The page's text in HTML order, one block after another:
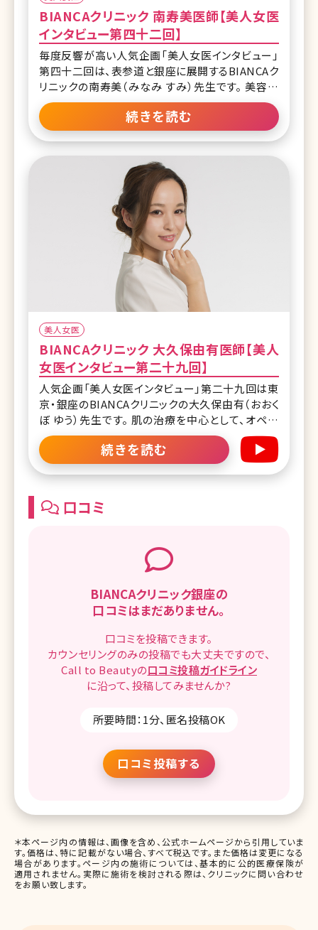
BIANCAクリニック 南寿美医師【美人女医
インタビュー第四十二回】
毎度反響が高い人気企画「美人女医インタビュー」
第四十二回は、表参道と銀座に展開するBIANCAク
リニックの南寿美（みなみ すみ）先生です。 美容外
科、美容皮膚科問わず豊富な施術メニューを取り
揃えているBIANCAクリニックでは、ドクター陣が、
オールマイティに施術対応できるのが基本方針。そ
の中でも、お顔の脂肪吸引やバッカルファット除去
などの小顔にする治療、ヒアルロン酸注入を得意と
続きを読む
美人女医
BIANCAクリニック 大久保由有医師【美人
女医インタビュー第二十九回】
人気企画「美人女医インタビュー」第二十九回は東
京・銀座のBIANCAクリニックの大久保由有（おおく
ぼ ゆう）先生です。 肌の治療を中心として、オペ系
の症例も豊富、美容に対する熱い思いと研究熱心
な一面をもつ大久保先生。日々インスタグラムで発
信する美容情報は多くのファンを生んでいます。 み
んな気になる大久保先生自身の美容施術体験、オ
フの過ごし方などもたっぷり語っていただきました。
カウンセリング
続きを読む
口コミ
BIANCAクリニック銀座の
口コミはまだありません。
口コミを投稿できます。
カウンセリングのみの投稿でも大丈夫ですので、
Call to Beautyの口コミ投稿ガイドライン
に沿って、 投稿してみませんか?
所要時間：1分、匿名投稿OK
口コミ投稿する
＊本ページ内の情報は、画像を含め、公式ホームページから引用していま
す。価格は、特に記載がない場合、すべて税込です。また価格は変更になる
場合があります。ページ内の施術については、基本的に公的医療保険が
適用されません。実際に施術を検討される際は、クリニックに問い合わせ
をお願い致します。